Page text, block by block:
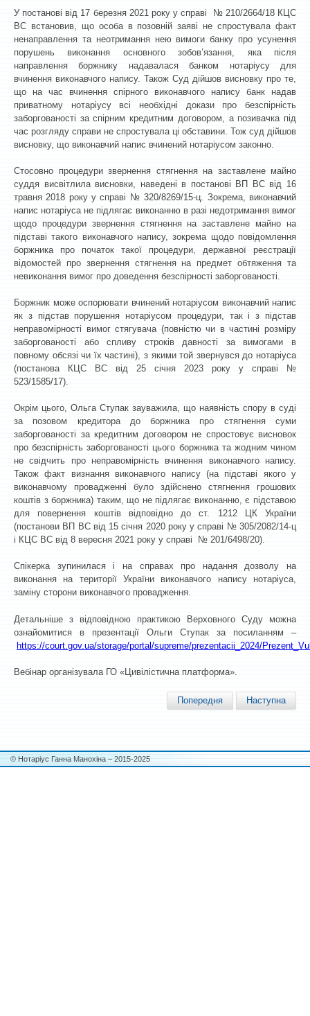
У постанові від 17 березня 2021 року у справі № 210/2664/18 КЦС
ВС встановив, що особа в позовній заяві не спростувала факт
ненаправлення та неотримання нею вимоги банку про усунення
порушень виконання основного зобов’язання, яка після
направлення боржнику надавалася банком нотаріусу для
вчинення виконавчого напису. Також Суд дійшов висновку про те,
що на час вчинення спірного виконавчого напису банк надав
приватному нотаріусу всі необхідні докази про безспірність
заборгованості за спірним кредитним договором, а позивачка під
час розгляду справи не спростувала ці обставини. Тож суд дійшов
висновку, що виконавчий напис вчинений нотаріусом законно.
Стосовно процедури звернення стягнення на заставлене майно
суддя висвітлила висновки, наведені в постанові ВП ВС від 16
травня 2018 року у справі № 320/8269/15-ц. Зокрема, виконавчий
напис нотаріуса не підлягає виконанню в разі недотримання вимог
щодо процедури звернення стягнення на заставлене майно на
підставі такого виконавчого напису, зокрема щодо повідомлення
боржника про початок такої процедури, державної реєстрації
відомостей про звернення стягнення на предмет обтяження та
невиконання вимог про доведення безспірності заборгованості.
Боржник може оспорювати вчинений нотаріусом виконавчий напис
як з підстав порушення нотаріусом процедури, так і з підстав
неправомірності вимог стягувача (повністю чи в частині розміру
заборгованості або спливу строків давності за вимогами в
повному обсязі чи їх частині), з якими той звернувся до нотаріуса
(постанова КЦС ВС від 25 січня 2023 року у справі №
523/1585/17).
Окрім цього, Ольга Ступак зауважила, що наявність спору в суді
за позовом кредитора до боржника про стягнення суми
заборгованості за кредитним договором не спростовує висновок
про безспірність заборгованості цього боржника та жодним чином
не свідчить про неправомірність вчинення виконавчого напису.
Також факт визнання виконавчого напису (на підставі якого у
виконавчому провадженні було здійснено стягнення грошових
коштів з боржника) таким, що не підлягає виконанню, є підставою
для повернення коштів відповідно до ст. 1212 ЦК України
(постанови ВП ВС від 15 січня 2020 року у справі № 305/2082/14-ц
і КЦС ВС від 8 вересня 2021 року у справі № 201/6498/20).
Спікерка зупинилася і на справах про надання дозволу на
виконання на території України виконавчого напису нотаріуса,
заміну сторони виконавчого провадження.
Детальніше з відповідною практикою Верховного Суду можна
ознайомитися в презентації Ольги Ступак за посиланням –
https://court.gov.ua/storage/portal/supreme/prezentacii_2024/
Вебінар організувала ГО «Цивілістична платформа».
Попередня Наступна
© Нотаріус Ганна Манохіна – 2015-2025